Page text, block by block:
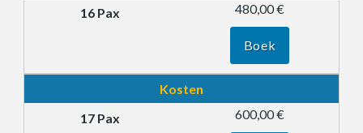
480,00 €
Boek
Kosten
600,00 €